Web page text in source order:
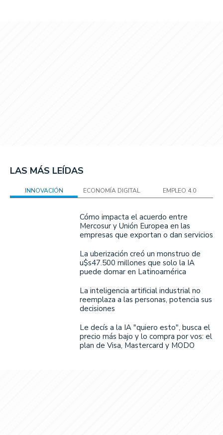
LAS MÁS LEÍDAS
INNOVACIÓN ECONOMÍA DIGITAL EMPLEO 4.0
Cómo impacta el acuerdo entre
Mercosur y Unión Europea en las
empresas que exportan o dan servicios
La uberización creó un monstruo de
u$s47.500 millones que solo la IA
puede domar en Latinoamérica
La inteligencia artificial industrial no
reemplaza a las personas, potencia sus
decisiones
Le decís a la IA "quiero esto", busca el
precio más bajo y lo compra por vos: el
plan de Visa, Mastercard y MODO